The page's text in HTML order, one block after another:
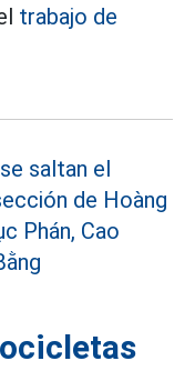
trabajo de